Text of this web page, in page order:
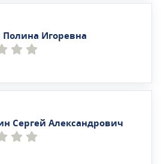
Полина Игоревна
Сергей Александрович